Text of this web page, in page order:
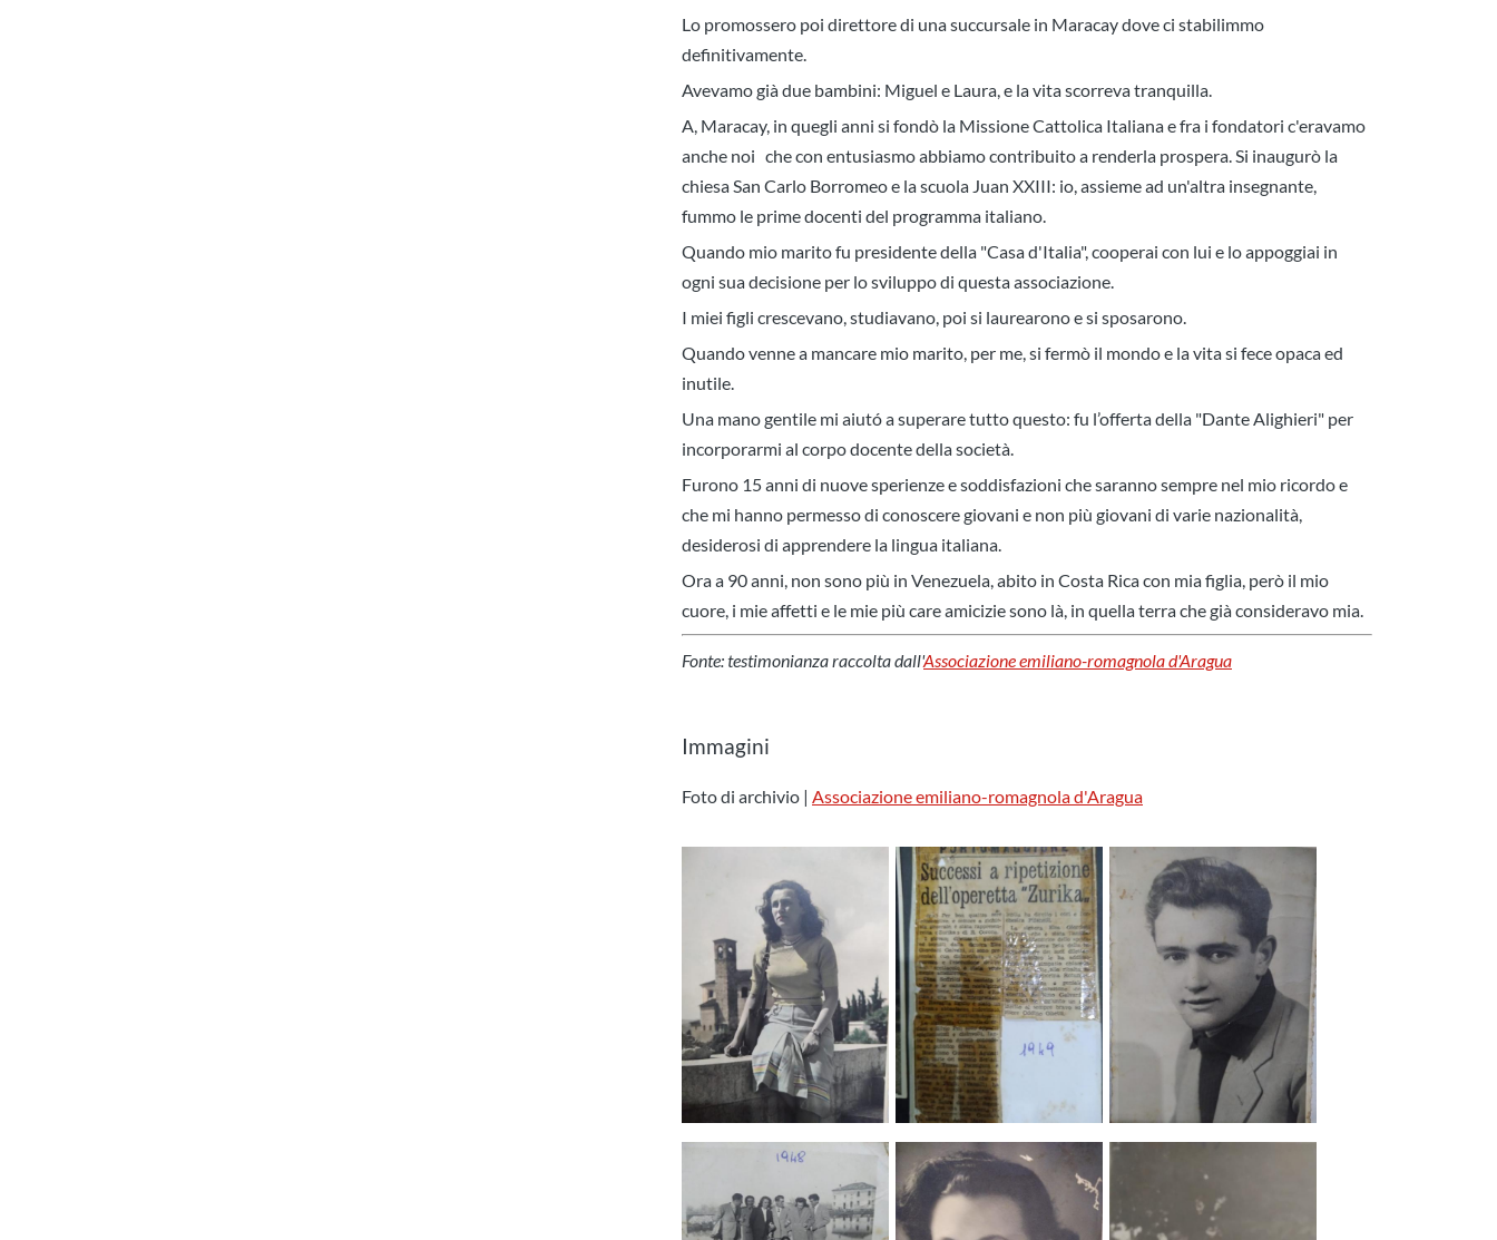
Lo promossero poi direttore di una succursale in Maracay dove ci stabilimmo
definitivamente.
Avevamo già due bambini: Miguel e Laura, e la vita scorreva tranquilla.
A, Maracay, in quegli anni si fondò la Missione Cattolica Italiana e fra i fondatori c'eravamo
anche noi che con entusiasmo abbiamo contribuito a renderla prospera. Si inaugurò la
chiesa San Carlo Borromeo e la scuola Juan XXIII: io, assieme ad un'altra insegnante,
fummo le prime docenti del programma italiano.
Quando mio marito fu presidente della "Casa d'Italia", cooperai con lui e lo appoggiai in
ogni sua decisione per lo sviluppo di questa associazione.
I miei figli crescevano, studiavano, poi si laurearono e si sposarono.
Quando venne a mancare mio marito, per me, si fermò il mondo e la vita si fece opaca ed
inutile.
Una mano gentile mi aiutó a superare tutto questo: fu l’offerta della "Dante Alighieri" per
incorporarmi al corpo docente della società.
Furono 15 anni di nuove sperienze e soddisfazioni che saranno sempre nel mio ricordo e
che mi hanno permesso di conoscere giovani e non più giovani di varie nazionalità,
desiderosi di apprendere la lingua italiana.
Ora a 90 anni, non sono più in Venezuela, abito in Costa Rica con mia figlia, però il mio
cuore, i mie affetti e le mie più care amicizie sono là, in quella terra che già consideravo mia.
Fonte: testimonianza raccolta dall'Associazione emiliano-romagnola d'Aragua
Immagini
Foto di archivio | Associazione emiliano-romagnola d'Aragua